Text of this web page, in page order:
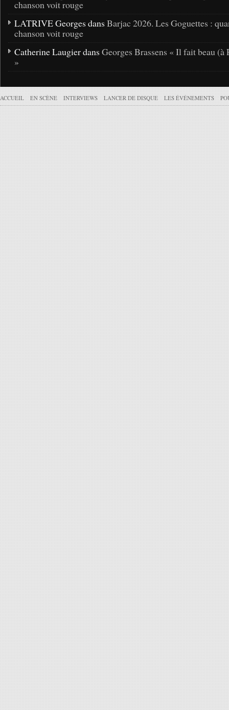
chanson voit rouge
LATRIVE Georges dans Barjac 2026. Les Goguettes :
chanson voit rouge
Catherine Laugier dans Georges Brassens « Il fait beau (à
»
ACCUEIL EN SCÈNE INTERVIEWS LANCER DE DISQUE LES ÉVÉNEMENTS